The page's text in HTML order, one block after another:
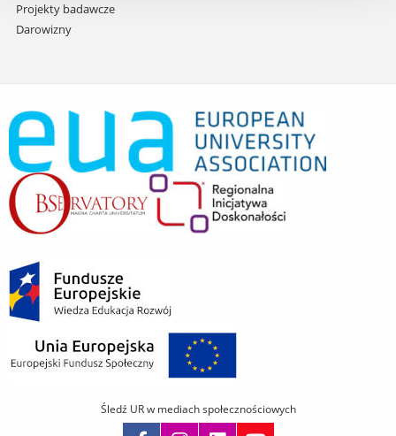
Projekty badawcze
Darowizny
Śledź UR w mediach społecznościowych